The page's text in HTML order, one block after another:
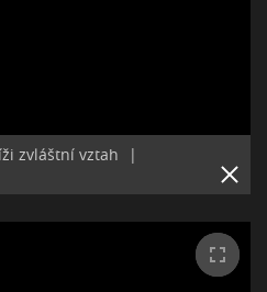
zvláštní vztah
|